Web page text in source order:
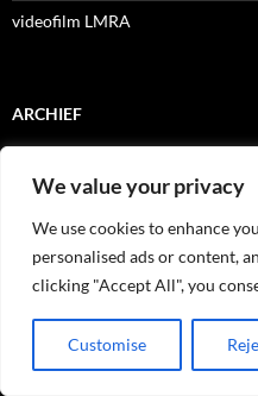
We value your privacy
We use cookies to enhance
personalised ads or content,
clicking "Accept All", you
Customise
videofilm LMRA
ARCHIEF
RECENTE BERICHTEN
Grote zorgen om extra
Tijdelijke werknemers met